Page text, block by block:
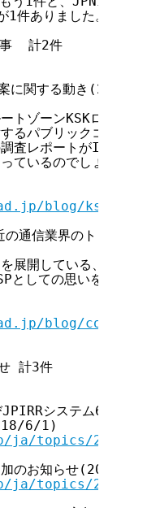
件ありました。
事  計2件
案に関する動き
トゾーンKSKロールオ
るパブリックコメン
レポートがICANNよ
ているのでしょうか
blog/ksk-roll-
通信業界のトピック
展開している、ミテネ
しての思いを語っ
blog/
計3件
システム6月のメ
6/1)
topics/2018/
加のお知らせ(2018/
topics/2018/